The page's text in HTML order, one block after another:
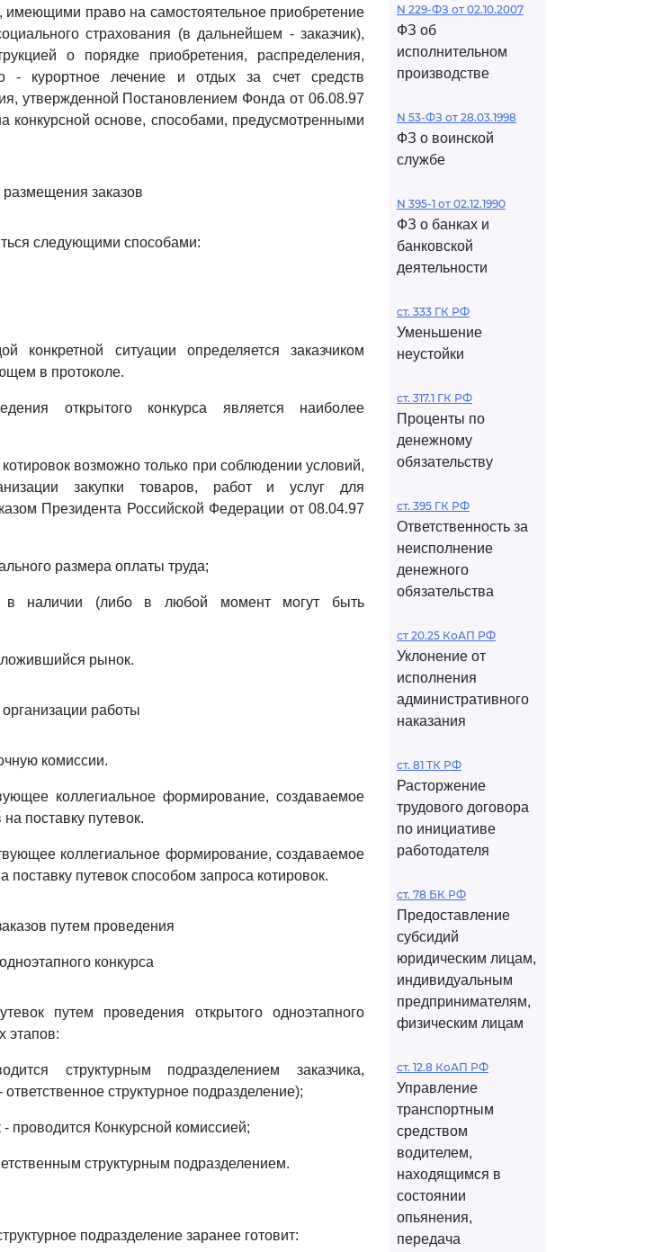
имеющими право на самостоятельное приобретение
страхования (в дальнейшем - заказчик),
о порядке приобретения, распределения,
- курортное лечение и отдых за счет средств
утвержденной Постановлением Фонда от 06.08.97
конкурсной основе, способами, предусмотренными
заказов
следующими способами:
ситуации определяется заказчиком
в протоколе.
открытого конкурса является наиболее
возможно только при соблюдении условий,
закупки товаров, работ и услуг для
Президента Российской Федерации от 08.04.97
размера оплаты труда;
в наличии (либо в любой момент могут быть
рынок.
работы
комиссии.
коллегиальное формирование, создаваемое
поставку путевок.
коллегиальное формирование, создаваемое
путевок способом запроса котировок.
путем проведения
конкурса
путем проведения открытого одноэтапного
этапов:
структурным подразделением заказчика,
структурное подразделение);
проводится Конкурсной комиссией;
структурным подразделением.
подразделение заранее готовит:
N 229-ФЗ от 02.10.2007
ФЗ об
исполнительном
производстве
N 53-ФЗ от 28.03.1998
ФЗ о воинской
службе
N 395-1 от 02.12.1990
ФЗ о банках и
банковской
деятельности
ст. 333 ГК РФ
Уменьшение
неустойки
ст. 317.1 ГК РФ
Проценты по
денежному
обязательству
ст. 395 ГК РФ
Ответственность за
неисполнение
денежного
обязательства
ст 20.25 КоАП РФ
Уклонение от
исполнения
административного
наказания
ст. 81 ТК РФ
Расторжение
трудового договора
по инициативе
работодателя
ст. 78 БК РФ
Предоставление
субсидий
юридическим лицам,
индивидуальным
предпринимателям,
физическим лицам
ст. 12.8 КоАП РФ
Управление
транспортным
средством
водителем,
находящимся в
состоянии
опьянения,
передача